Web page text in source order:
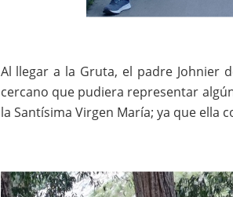
Al llegar a la Gruta, el padre Johnier
cercano que pudiera representar
la Santísima Virgen María; ya que ella